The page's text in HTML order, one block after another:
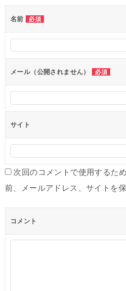
ー
シ
ョ
ン
名前 必須
メール（公開されません） 必須
サイト
次回のコメントで使用するた
前、メールアドレス、サイトを保
コメント